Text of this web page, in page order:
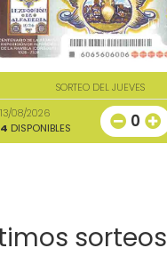
SORTEO DEL JUEVES
13/08/2026
4 DISPONIBLES 0
sorteos